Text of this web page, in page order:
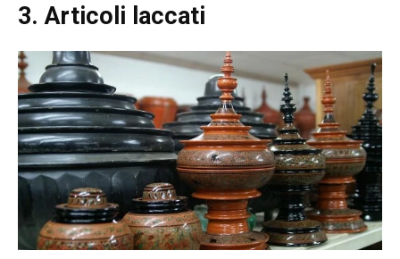
3. Articoli laccati